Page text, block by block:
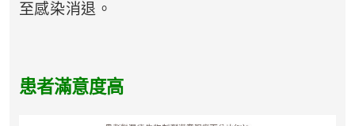
至感染消退。
患者滿意度高